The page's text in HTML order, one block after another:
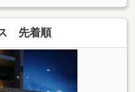
先着順